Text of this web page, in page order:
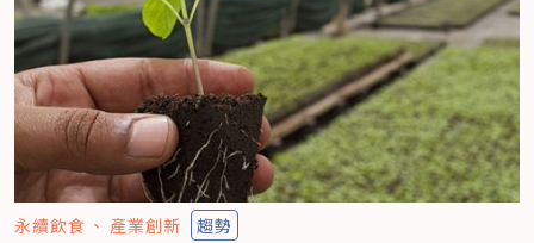
永續飲食 產業創新 趨勢